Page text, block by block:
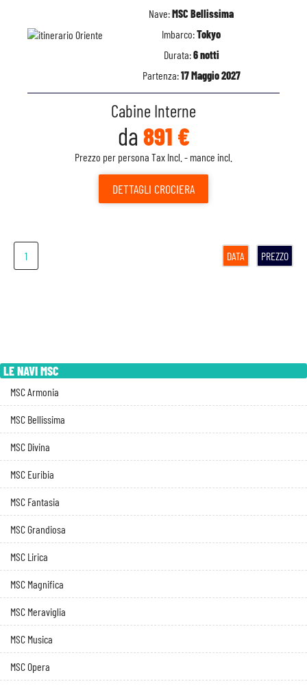
Nave:MSC Bellissima
Imbarco:Tokyo
Durata:6 notti
Partenza:17 Maggio 2027
Cabine Interne
da 891 €
Prezzo per persona Tax Incl. - mance incl.
DETTAGLI CROCIERA
1 DATA PREZZO
LE NAVI MSC
MSC Armonia
MSC Bellissima
MSC Divina
MSC Euribia
MSC Fantasia
MSC Grandiosa
MSC Lirica
MSC Magnifica
MSC Meraviglia
MSC Musica
MSC Opera